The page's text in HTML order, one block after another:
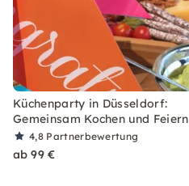
Küchenparty in Düsseldorf:
Gemeinsam Kochen und Feiern
4,8 Partnerbewertung
ab 99 €